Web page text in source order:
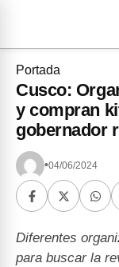
Portada
Cusco:
y compran
gobernador
•04/06/2024
Diferentes
para buscar la